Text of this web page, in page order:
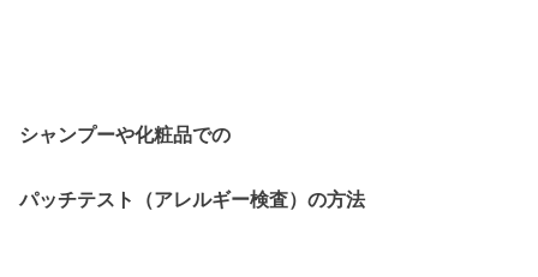
シャンプーや化粧品での
パッチテスト（アレルギー検査）の方法